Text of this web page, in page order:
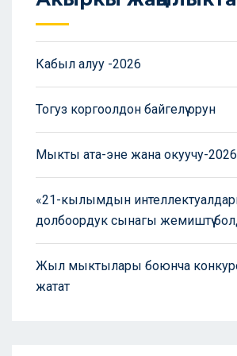
Кабыл алуу -2026
Тогуз коргоолдон байгелүү орун
Мыкты ата-эне жана окуучу-2026
«21-кылымдын
долбоордук сынагы жемиштүү
Жыл мыктылары боюнча
жатат